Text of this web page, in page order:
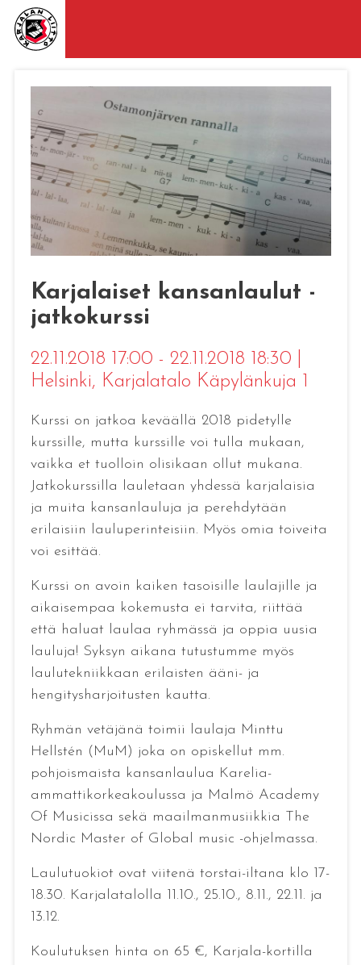
Karjalaiset kansanlaulut -
jatkokurssi
22.11.2018 17:00 - 22.11.2018 18:30
Helsinki, Karjalatalo Käpylänkuja 1
Kurssi on jatkoa keväällä 2018 pidetylle
kurssille, mutta kurssille voi tulla mukaan,
vaikka et tuolloin olisikaan ollut mukana.
Jatkokurssilla lauletaan yhdessä karjalaisia
ja muita kansanlauluja ja perehdytään
erilaisiin lauluperinteisiin. Myös omia toiveita
voi esittää.
Kurssi on avoin kaiken tasoisille laulajille ja
aikaisempaa kokemusta ei tarvita, riittää
että haluat laulaa ryhmässä ja oppia uusia
lauluja! Syksyn aikana tutustumme myös
laulutekniikkaan erilaisten ääni- ja
hengitysharjoitusten kautta.
Ryhmän vetäjänä toimii laulaja Minttu
Hellstén (MuM) joka on opiskellut mm.
pohjoismaista kansanlaulua Karelia-
ammattikorkeakoulussa ja Malmö Academy
Of Musicissa sekä maailmanmusiikkia The
Nordic Master of Global music -ohjelmassa.
Laulutuokiot ovat viitenä torstai-iltana klo 17-
18.30. Karjalatalolla 11.10., 25.10., 8.11., 22.11. ja
13.12.
Koulutuksen hinta on 65 €, Karjala-kortilla